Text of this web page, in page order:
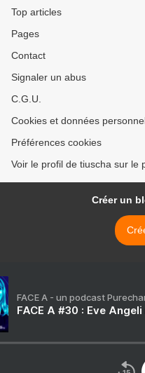
Top articles
Pages
Contact
Signaler un abus
C.G.U.
Cookies et données
Préférences cookies
Voir le profil de tiuscha sur le
Créer un
FACE A - un podcast
FACE A #30 : Eve